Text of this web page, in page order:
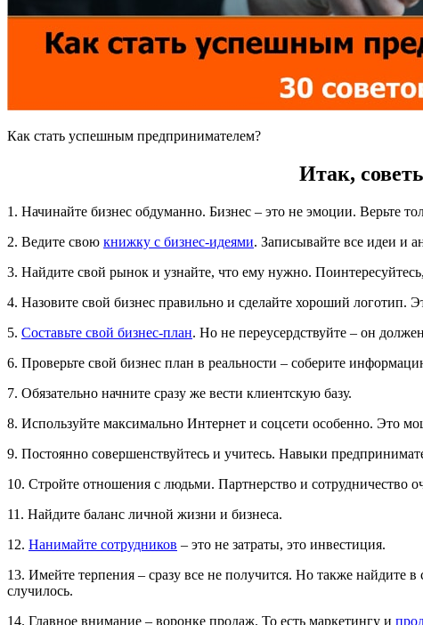
Как стать успешным предпринимателем?
Итак,
1. Начинайте бизнес обдуманно. Бизнес – это не эмоции. Верьте
2. Ведите свою книжку с бизнес-идеями. Записывайте все идеи и
3. Найдите свой рынок и узнайте, что ему нужно.
4. Назовите свой бизнес правильно и сделайте хороший логотип.
5. Составьте свой бизнес-план. Но не переусердствуйте – он
6. Проверьте свой бизнес план в реальности – соберите
7. Обязательно начните сразу же вести клиентскую базу.
8. Используйте максимально Интернет и соцсети особенно. Это
9. Постоянно совершенствуйтесь и учитесь. Навыки
10. Стройте отношения с людьми. Партнерство и сотрудничество
11. Найдите баланс личной жизни и бизнеса.
12. Нанимайте сотрудников – это не затраты, это инвестиция.
13. Имейте терпения – сразу все не получится. Но также найдите
случилось.
14. Главное внимание – воронке продаж. То есть маркетингу и